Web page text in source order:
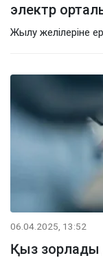
электр
Жылу желілеріне
06.04.2025, 13:52
Қыз зорлады